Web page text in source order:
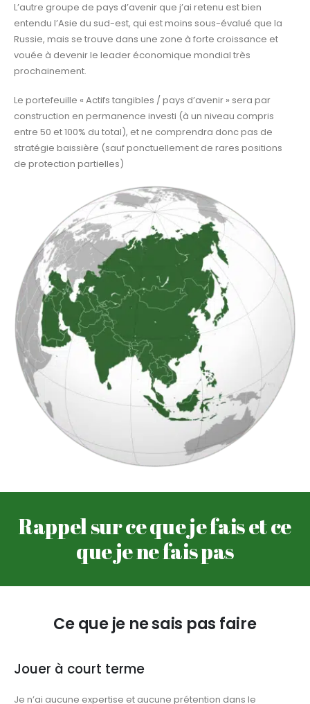
L’autre groupe de pays d’avenir que j’ai retenu est bien
entendu l’Asie du sud-est, qui est moins sous-évalué que la
Russie, mais se trouve dans une zone à forte croissance et
vouée à devenir le leader économique mondial très
prochainement.
Le portefeuille « Actifs tangibles / pays d’avenir » sera par
construction en permanence investi (à un niveau compris
entre 50 et 100% du total), et ne comprendra donc pas de
stratégie baissière (sauf ponctuellement de rares positions
de protection partielles)
Rappel sur ce que je fais et ce
que je ne fais pas
Ce que je ne sais pas faire
Jouer à court terme
Je n’ai aucune expertise et aucune prétention dans le